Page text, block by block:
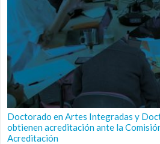
Doctorado en Artes Integradas y
obtienen acreditación ante la
Acreditación